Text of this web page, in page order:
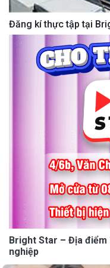
Đăng kí thực tập tại
Bright Star – Địa điểm
nghiệp